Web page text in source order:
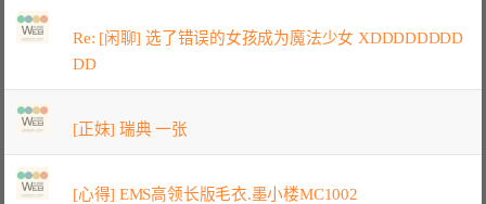
Re: [闲聊] 选了错误的女孩成为魔法少女 XDDDDDDDD
DD
[正妹] 瑞典 一张
[心得] EMS高领长版毛衣.墨小楼MC1002